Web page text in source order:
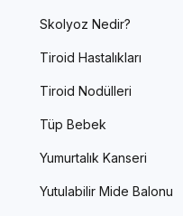
Skolyoz Nedir?
Tiroid Hastalıkları
Tiroid Nodülleri
Tüp Bebek
Yumurtalık Kanseri
Yutulabilir Mide Balonu